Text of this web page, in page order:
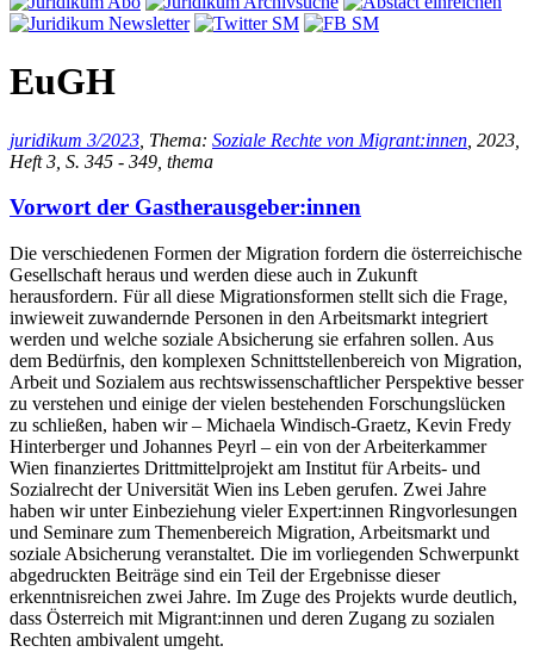
EuGH
juridikum 3/2023 , Thema: Soziale Rechte von Migrant:innen , 2023,
Heft 3, S. 345 - 349, thema
Vorwort der Gastherausgeber:innen
Die verschiedenen Formen der Migration fordern die österreichische
Gesellschaft heraus und werden diese auch in Zukunft
herausfordern. Für all diese Migrationsformen stellt sich die Frage,
inwieweit zuwandernde Personen in den Arbeitsmarkt integriert
werden und welche soziale Absicherung sie erfahren sollen. Aus
dem Bedürfnis, den komplexen Schnittstellenbereich von Migration,
Arbeit und Sozialem aus rechtswissenschaftlicher Perspektive besser
zu verstehen und einige der vielen bestehenden Forschungslücken
zu schließen, haben wir – Michaela Windisch-Graetz, Kevin Fredy
Hinterberger und Johannes Peyrl – ein von der Arbeiterkammer
Wien finanziertes Drittmittelprojekt am Institut für Arbeits- und
Sozialrecht der Universität Wien ins Leben gerufen. Zwei Jahre
haben wir unter Einbeziehung vieler Expert:innen Ringvorlesungen
und Seminare zum Themenbereich Migration, Arbeitsmarkt und
soziale Absicherung veranstaltet. Die im vorliegenden Schwerpunkt
abgedruckten Beiträge sind ein Teil der Ergebnisse dieser
erkenntnisreichen zwei Jahre. Im Zuge des Projekts wurde deutlich,
dass Österreich mit Migrant:innen und deren Zugang zu sozialen
Rechten ambivalent umgeht.